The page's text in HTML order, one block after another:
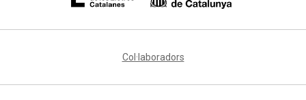
Col·laboradors